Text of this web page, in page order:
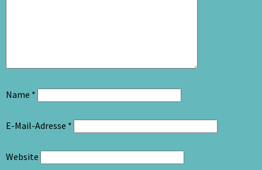
Name *
E-Mail-Adresse *
Website